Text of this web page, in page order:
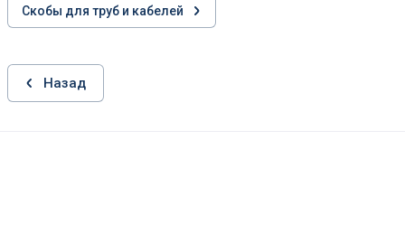
Скобы для труб и кабелей
Назад